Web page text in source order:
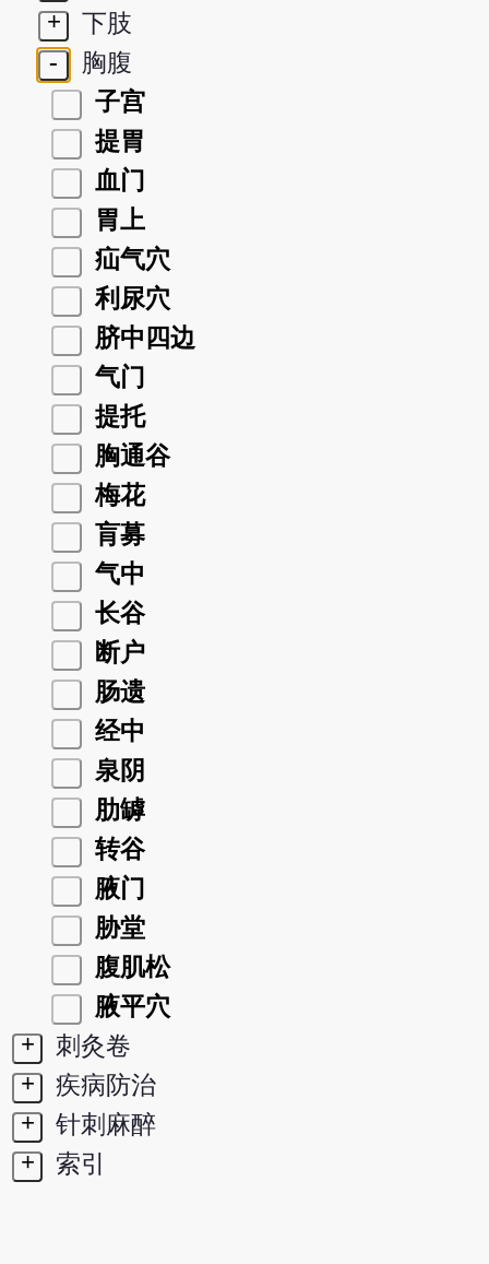
+
下肢
-
胸腹
子宫
提胃
血门
胃上
疝气穴
利尿穴
脐中四边
气门
提托
胸通谷
梅花
肓募
气中
长谷
断户
肠遗
经中
泉阴
肋罅
转谷
腋门
胁堂
腹肌松
腋平穴
+
刺灸卷
+
疾病防治
+
针刺麻醉
+
索引